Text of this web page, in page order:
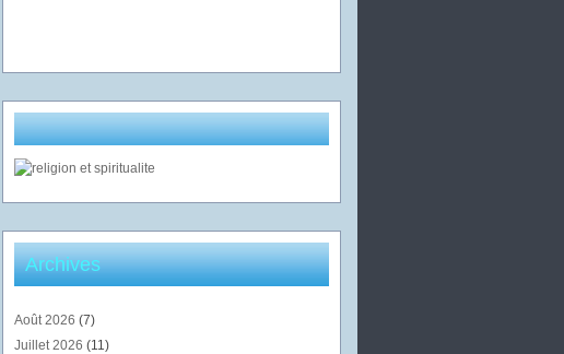
Archives
Août 2026 (7)
Juillet 2026 (11)